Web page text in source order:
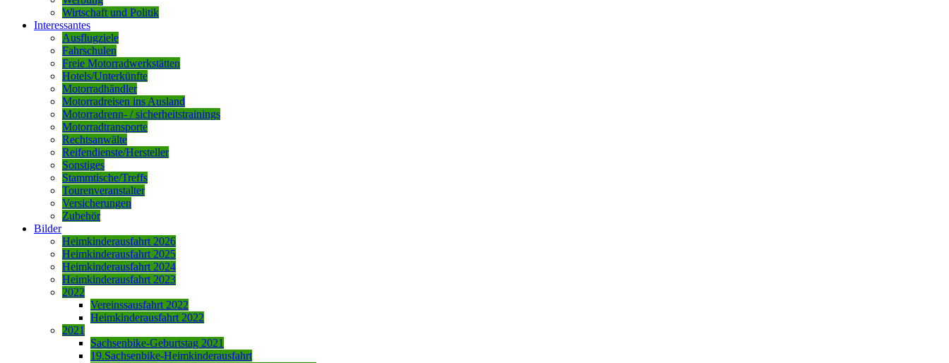
Wirtschaft und Politik
Interessantes
Ausflugziele
Fahrschulen
Freie Motorradwerkstätten
Hotels/Unterkünfte
Motorradhändler
Motorradreisen ins Ausland
Motorradrenn- / sicherheitstrainings
Motorradtransporte
Rechtsanwälte
Reifendienste/Hersteller
Sonstiges
Stammtische/Treffs
Tourenveranstalter
Versicherungen
Zubehör
Bilder
Heimkinderausfahrt 2026
Heimkinderausfahrt 2025
Heimkinderausfahrt 2024
Heimkinderausfahrt 2023
2022
Vereinssausfahrt 2022
Heimkinderausfahrt 2022
2021
Sachsenbike-Geburtstag 2021
19.Sachsenbike-Heimkinderausfahrt